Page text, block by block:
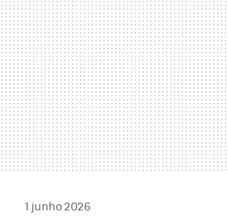
1 junho 2026